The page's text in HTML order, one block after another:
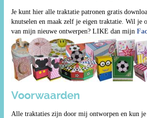
Je kunt hier alle traktatie patronen gratis
knutselen en maak zelf je eigen traktatie. Wil je
van mijn nieuwe ontwerpen? LIKE dan mijn
Voorwaarden
Alle traktaties zijn door mij ontworpen en kun je